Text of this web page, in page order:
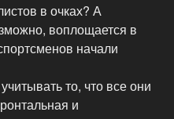
в очках? А
воплощается в
начали
то, что все они
и